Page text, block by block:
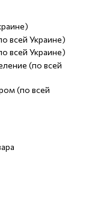
всей Украине)
всей Украине)
(по всей
(по всей